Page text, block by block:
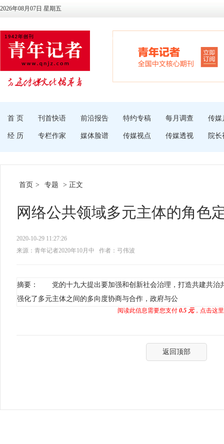
2026年08月07日 星期五
首 页 刊首快语 前沿报告 特约专稿 每月调查 传媒
经 历 专栏作家 媒体脸谱 传媒视点 传媒透视 院长
首页 > 专题 > 正文
网络公共领域多元主体的角色
2020-10-29 11:27:26
来源：青年记者2020年10月中
作者：弓伟波
摘要： 党的十九大提出要加强和创新社会治理，打造共建共治
强化了多元主体之间的多向度协商与合作，政府与公
阅读此信息需要您支付 0.5 元，点击这
返回顶部